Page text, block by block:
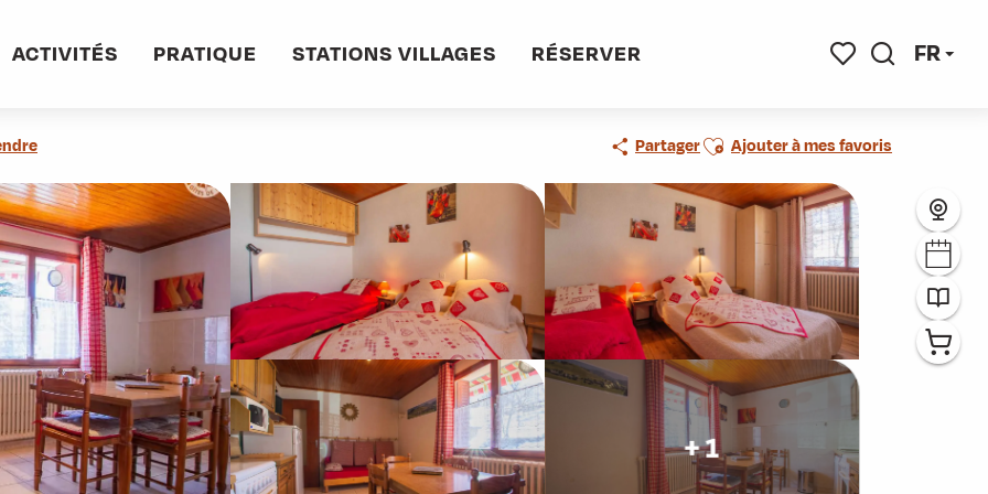
FR
ACTIVITÉS PRATIQUE STATIONS VILLAGES RÉSERVER
PartagerAjouter aux favoris
Ajouter à mes favoris
+ 1